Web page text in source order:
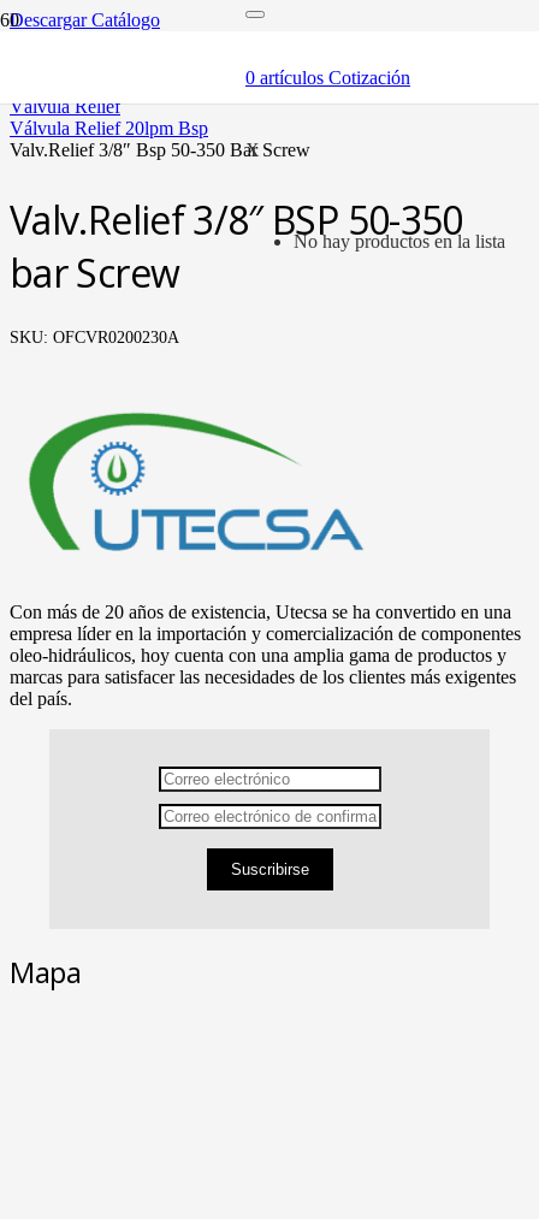
0 artículos Cotización
X
No hay productos en la lista
Descargar Catálogo
válvula relief
válvula relief 20lpm bsp
valv.relief 3/8″ bsp 50-350 bar screw
Valv.Relief 3/8″ BSP 50-350
bar Screw
SKU: OFCVR0200230A
Con más de 20 años de existencia, Utecsa se ha convertido en una
empresa líder en la importación y comercialización de componentes
oleo-hidráulicos, hoy cuenta con una amplia gama de productos y
marcas para satisfacer las necesidades de los clientes más exigentes
del país.
Suscribirse
Mapa